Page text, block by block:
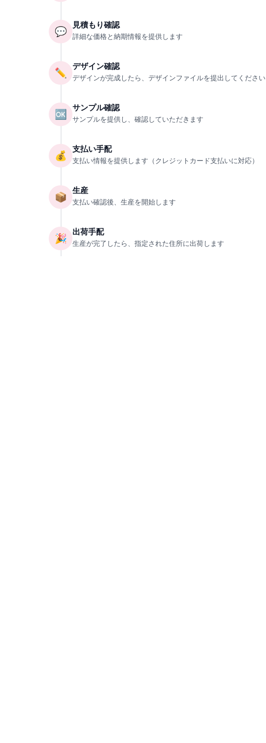
💬 見積もり確認
詳細な価格と納期情報を提供します
✏️ デザイン確認
デザインが完成したら、デザインファイルを提出してください
🆗 サンプル確認
サンプルを提供し、確認していただきます
💰 支払い手配
支払い情報を提供します（クレジットカード支払いに対応）
📦 生産
支払い確認後、生産を開始します
🎉 出荷手配
生産が完了したら、指定された住所に出荷します